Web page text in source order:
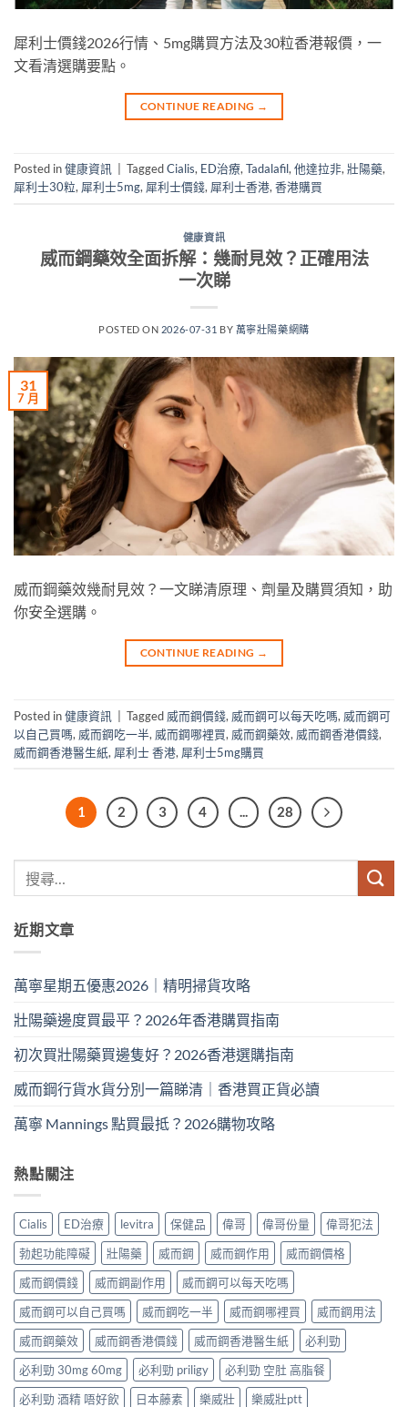
犀利士價錢2026行情、5mg購買方法及30粒香港報價，一
文看清選購要點。
CONTINUE READING →
Posted in健康資訊 TaggedCialis, ED治療,Tadalafil,他達拉非,壯陽藥,
犀利士30粒, 犀利士5mg, 犀利士價錢, 犀利士香港,香港購買
健康資訊
威而鋼藥效全面拆解：幾耐見效？正確用法
一次睇
POSTED ON 2026-07-31 BY 萬寧壯陽藥網購
31
7 月
威而鋼藥效幾耐見效？一文睇清原理、劑量及購買須知，助
你安全選購。
CONTINUE READING →
Posted in健康資訊 Tagged 威而鋼價錢, 威而鋼可以每天吃嗎, 威而鋼可
以自己買嗎, 威而鋼吃一半, 威而鋼哪裡買, 威而鋼藥效, 威而鋼香港價錢,
威而鋼香港醫生紙, 犀利士 香港, 犀利士5mg購買
1 2 3 4 ... 28
近期文章
萬寧星期五優惠2026｜精明掃貨攻略
壯陽藥邊度買最平？2026年香港購買指南
初次買壯陽藥買邊隻好？2026香港選購指南
威而鋼行貨水貨分別一篇睇清｜香港買正貨必讀
萬寧 Mannings 點買最抵？2026購物攻略
熱點關注
Cialis ED治療 levitra 保健品 偉哥 偉哥份量
偉哥犯法
勃起功能障礙
壯陽藥 威而鋼 威而鋼作用
威而鋼價格
威而鋼價錢
威而鋼副作用
威而鋼可以每天吃嗎
威而鋼可以自己買嗎
威而鋼吃一半 威而鋼哪裡買
威而鋼用法
威而鋼藥效
威而鋼香港價錢 威而鋼香港醫生紙
必利勁
必利勁 30mg 60mg
必利勁 priligy
必利勁 空肚 高脂餐
必利勁 酒精 唔好飲
日本藤素 樂威壯 樂威壯ptt